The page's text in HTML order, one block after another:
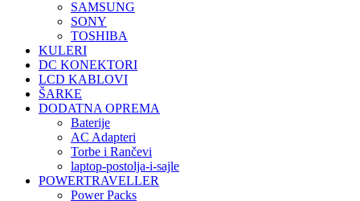
SAMSUNG
SONY
TOSHIBA
KULERI
DC KONEKTORI
LCD KABLOVI
ŠARKE
DODATNA OPREMA
Baterije
AC Adapteri
Torbe i Rančevi
laptop-postolja-i-sajle
POWERTRAVELLER
Power Packs